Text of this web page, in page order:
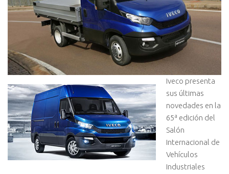
Iveco presenta
sus últimas
novedades en la
65ª edición del
Salón
Internacional de
Vehículos
Industriales